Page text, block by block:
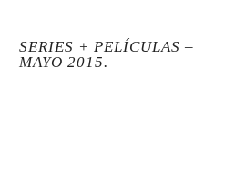
SERIES + PELÍCULAS –
MAYO 2015.